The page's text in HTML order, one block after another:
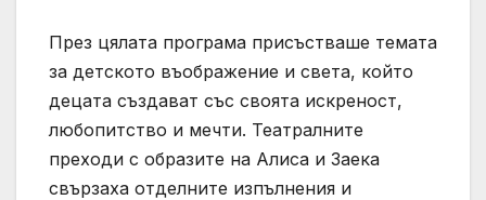
През цялата програма присъстваше темата
за детското въображение и света, който
децата създават със своята искреност,
любопитство и мечти. Театралните
преходи с образите на Алиса и Заека
свързаха отделните изпълнения и